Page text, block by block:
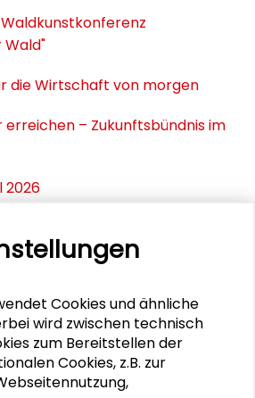
die Wirtschaft von morgen
erreichen – Zukunftsbündnis im
2026
Gilke
Cookies und ähnliche
wird zwischen technisch
zum Bereitstellen der
Cookies, z.B. zur